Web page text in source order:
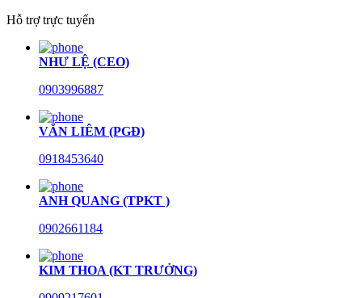
Hỗ trợ trực tuyến
NHƯ LỆ (CEO)
0903996887
VĂN LIÊM (PGĐ)
0918453640
ANH QUANG (TPKT )
0902661184
KIM THOA (KT TRƯỞNG)